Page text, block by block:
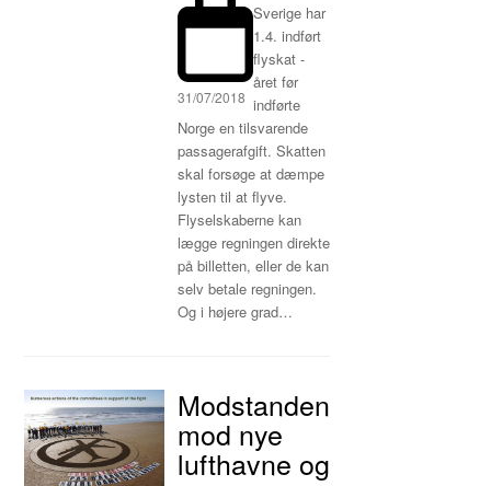
31/07/2018
Sverige har
1.4. indført
flyskat -
året før
indførte
Norge en tilsvarende
passagerafgift. Skatten
skal forsøge at dæmpe
lysten til at flyve.
Flyselskaberne kan
lægge regningen direkte
på billetten, eller de kan
selv betale regningen.
Og i højere grad…
Modstanden
mod nye
lufthavne og